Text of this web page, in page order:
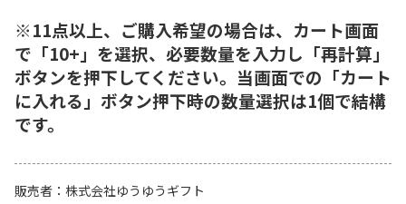
※11点以上、ご購入希望の場合は、カート画面
で「10+」を選択、必要数量を入力し「再計算」
ボタンを押下してください。当画面での「カート
に入れる」ボタン押下時の数量選択は1個で結構
です。
販売者
株式会社ゆうゆうギフト